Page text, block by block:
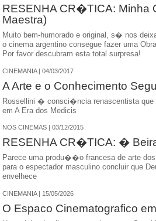
RESENHA CR�TICA: Minha
Maestra)
Muito bem-humorado e original, s� nos
o cinema argentino consegue fazer uma
Por favor descubram esta total surpresa!
CINEMANIA | 04/03/2017
A Arte e o Conhecimento
Rossellini � consci�ncia renascentista
em A Era dos Medicis
NOS CINEMAS | 03/12/2015
RESENHA CR�TICA: �
Parece uma produ��o francesa de arte
para o espectador masculino concluir que
envelhece
CINEMANIA | 15/05/2026
O Espaco Cinematografico